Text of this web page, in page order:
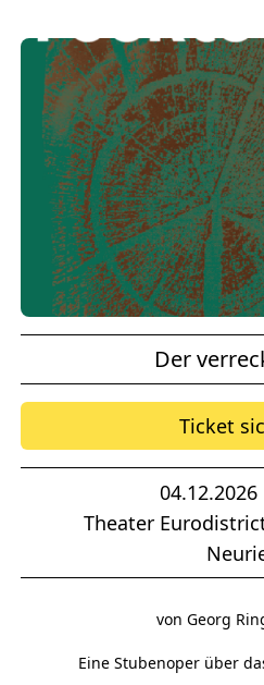
Der
Ticket
Theater
von Georg
Eine Stubenoper über